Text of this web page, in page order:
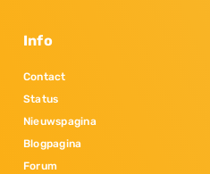
Info
Contact
Status
Nieuwspagina
Blogpagina
Forum